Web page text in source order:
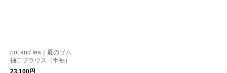
pot and tea｜夏のゴム
袖口ブラウス（半袖）